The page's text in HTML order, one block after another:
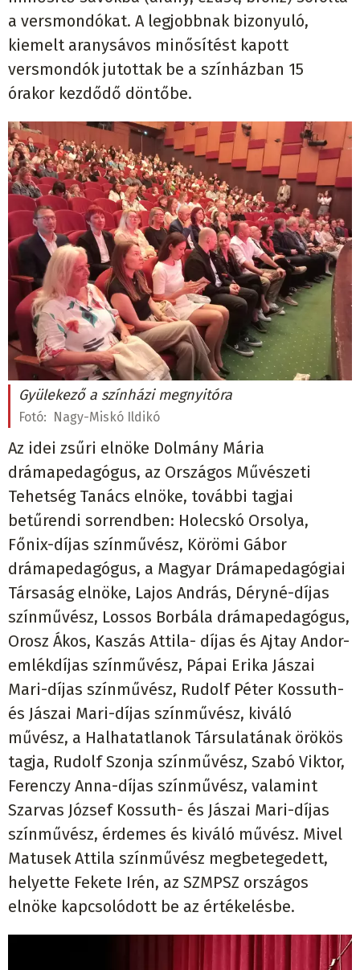
a versmondókat. A legjobbnak bizonyuló,
kiemelt aranysávos minősítést kapott
versmondók jutottak be a színházban 15
órakor kezdődő döntőbe.
Gyülekező a színházi megnyitóra
Fotó: Nagy-Miskó Ildikó
Az idei zsűri elnöke Dolmány Mária
drámapedagógus, az Országos Művészeti
Tehetség Tanács elnöke, további tagjai
betűrendi sorrendben: Holecskó Orsolya,
Főnix-díjas színművész, Körömi Gábor
drámapedagógus, a Magyar Drámapedagógiai
Társaság elnöke, Lajos András, Déryné-díjas
színművész, Lossos Borbála drámapedagógus,
Orosz Ákos, Kaszás Attila- díjas és Ajtay Andor-
emlékdíjas színművész, Pápai Erika Jászai
Mari-díjas színművész, Rudolf Péter Kossuth-
és Jászai Mari-díjas színművész, kiváló
művész, a Halhatatlanok Társulatának örökös
tagja, Rudolf Szonja színművész, Szabó Viktor,
Ferenczy Anna-díjas színművész, valamint
Szarvas József Kossuth- és Jászai Mari-díjas
színművész, érdemes és kiváló művész. Mivel
Matusek Attila színművész megbetegedett,
helyette Fekete Irén, az SZMPSZ országos
elnöke kapcsolódott be az értékelésbe.